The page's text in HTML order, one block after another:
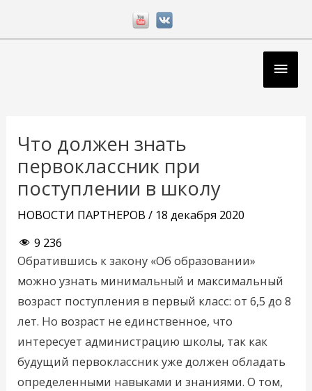
Что должен знать
первоклассник при
поступлении в школу
НОВОСТИ ПАРТНЕРОВ / 18 декабря 2020
9 236
Обратившись к закону «Об образовании»
можно узнать минимальный и максимальный
возраст поступления в первый класс: от 6,5 до 8
лет. Но возраст не единственное, что
интересует администрацию школы, так как
будущий первоклассник уже должен обладать
определенными навыками и знаниями. О том,
записям